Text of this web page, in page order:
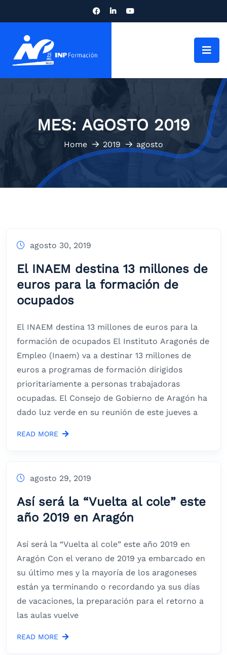
MES: AGOSTO 2019
Home 2019 agosto
agosto 30, 2019
El INAEM destina 13 millones de
euros para la formación de
ocupados
El INAEM destina 13 millones de euros para la
formación de ocupados El Instituto Aragonés de
Empleo (Inaem) va a destinar 13 millones de
euros a programas de formación dirigidos
prioritariamente a personas trabajadoras
ocupadas. El Consejo de Gobierno de Aragón ha
dado luz verde en su reunión de este jueves a
READ MORE
agosto 29, 2019
Así será la “Vuelta al cole” este
año 2019 en Aragón
Así será la “Vuelta al cole” este año 2019 en
Aragón Con el verano de 2019 ya embarcado en
su último mes y la mayoría de los aragoneses
están ya terminando o recordando ya sus días
de vacaciones, la preparación para el retorno a
las aulas vuelve
READ MORE